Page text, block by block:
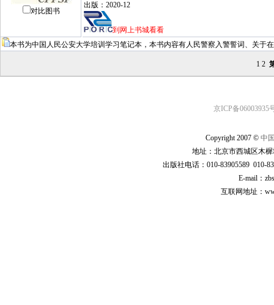
对比图书
出版：2020-12
到网上书城看看
本书为中国人民公安大学培训学习笔记本，本书内容有人民警察入警誓词、关
1 2
京ICP备06003935
Copyright 2007 © 中
地址：北京市西城区木
出版社电话：010-83905589 010-
E-mail：
互联网地址：